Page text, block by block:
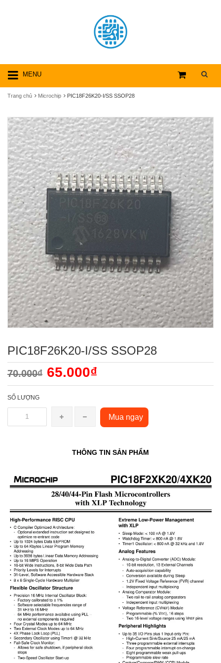
MENU
Trang chủ Microchip PIC18F26K20-I/SS SSOP28
PIC18F26K20-I/SS SSOP28
70.000₫ 65.000₫
SỐ LƯỢNG
Mua ngay
THÔNG TIN SẢN PHẨM